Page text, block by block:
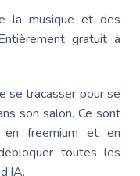
la musique et des
gratuit à
se tracasser pour se
son salon. Ce sont
en freemium et en
toutes les